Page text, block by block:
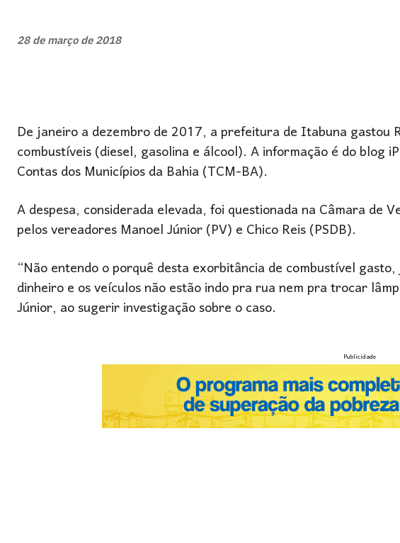
28 de março de 2018
De janeiro a dezembro de 2017, a prefeitura de Itabuna gastou
combustíveis (diesel, gasolina e álcool). A informação é do
Contas dos Municípios da Bahia (TCM-BA).
A despesa, considerada elevada, foi questionada na Câmara
pelos vereadores Manoel Júnior (PV) e Chico Reis (PSDB).
“Não entendo o porquê desta exorbitância de combustível
dinheiro e os veículos não estão indo pra rua nem pra trocar
Júnior, ao sugerir investigação sobre o caso.
Publicidade